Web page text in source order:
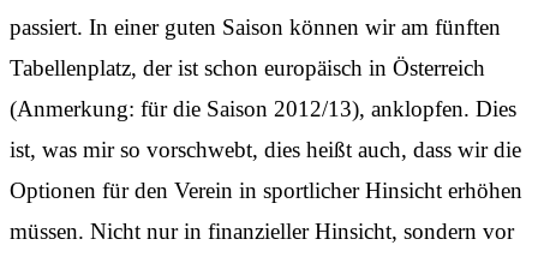
passiert. In einer guten Saison können wir am fünften
Tabellenplatz, der ist schon europäisch in Österreich
(Anmerkung: für die Saison 2012/13), anklopfen. Dies
ist, was mir so vorschwebt, dies heißt auch, dass wir die
Optionen für den Verein in sportlicher Hinsicht erhöhen
müssen. Nicht nur in finanzieller Hinsicht, sondern vor